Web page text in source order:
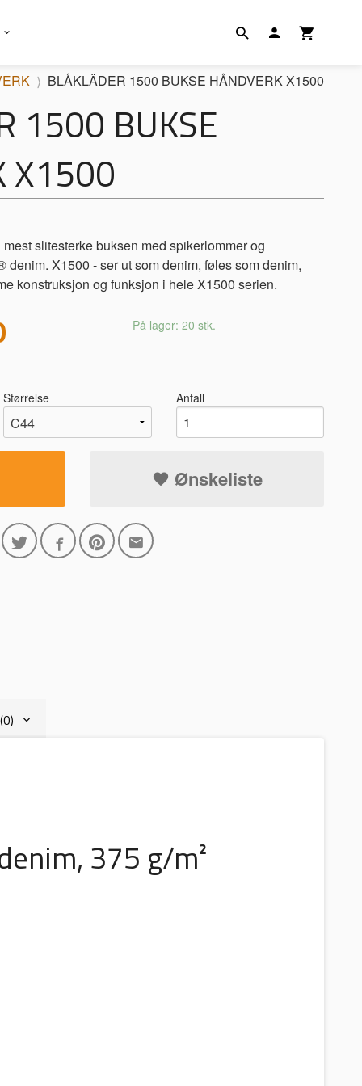
BLÅKLÄDER 1500 BUKSE HÅNDVERK X1500
1500 BUKSE
X1500
slitesterke buksen med spikerlommer og
X1500 - ser ut som denim, føles som denim,
konstruksjon og funksjon i hele X1500 serien.
På lager: 20 stk.
Størrelse Antall
Ønskeliste
375 g/m²